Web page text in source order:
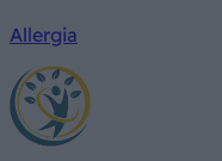
Allergia